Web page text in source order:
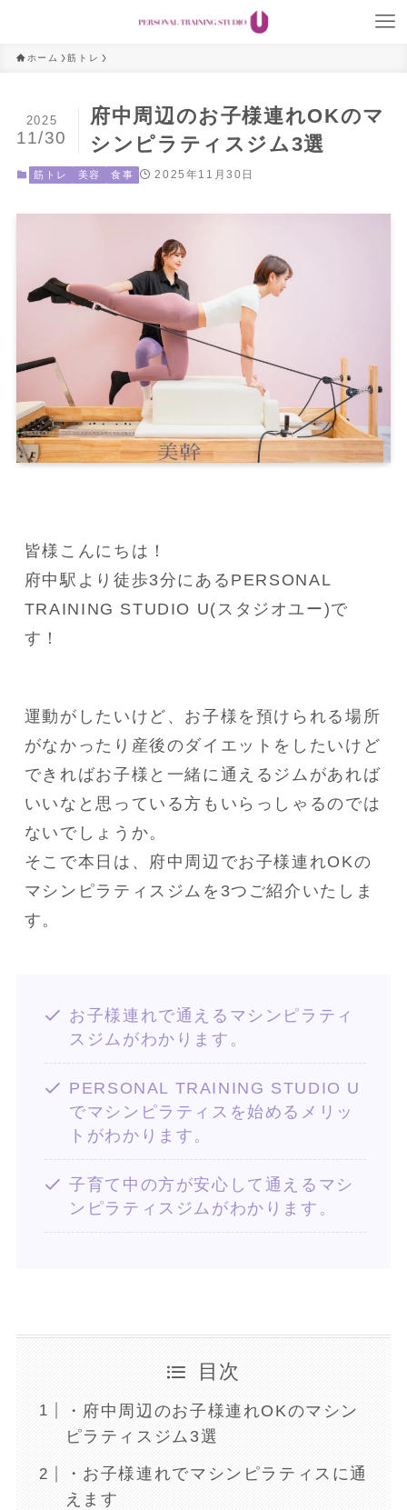
ホーム 筋トレ
府中周辺のお子様連れOKのマ
シンピラティスジム3選
2025
11/30
筋トレ 美容 食事 2025年11月30日
皆様こんにちは！
府中駅より徒歩3分にあるPERSONAL
TRAINING STUDIO U(スタジオユー)で
す！
運動がしたいけど、お子様を預けられる場所
がなかったり産後のダイエットをしたいけど
できればお子様と一緒に通えるジムがあれば
いいなと思っている方もいらっしゃるのでは
ないでしょうか。
そこで本日は、府中周辺でお子様連れOKの
マシンピラティスジムを3つご紹介いたしま
す。
お子様連れで通えるマシンピラティ
スジムがわかります。
PERSONAL TRAINING STUDIO U
でマシンピラティスを始めるメリッ
トがわかります。
子育て中の方が安心して通えるマシ
ンピラティスジムがわかります。
目次
・府中周辺のお子様連れOKのマシン
ピラティスジム3選
・お子様連れでマシンピラティスに通
えます